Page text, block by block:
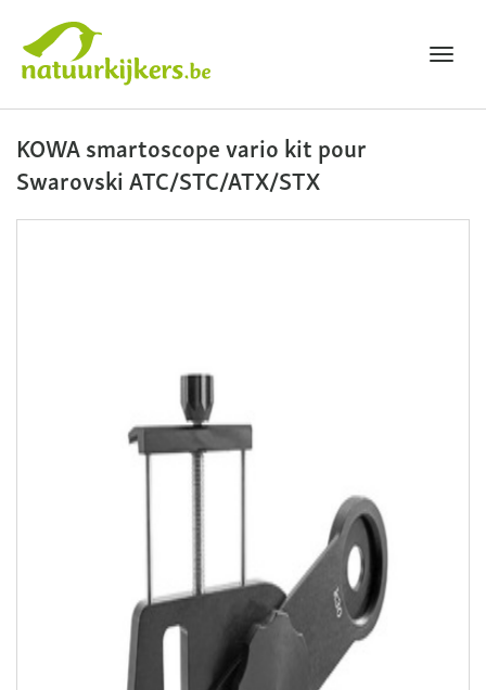
Natuurkijkers
KOWA smartoscope vario kit pour
Swarovski ATC/STC/ATX/STX